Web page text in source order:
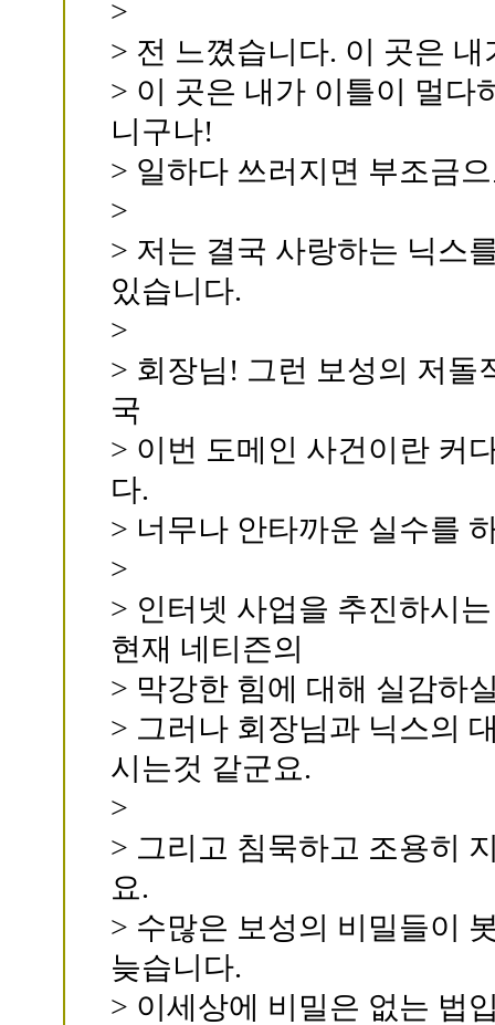
>
> 전 느꼈습니다. 이 곳은
> 이 곳은 내가 이틀이 멀다
니구나!
> 일하다 쓰러지면 부조금
>
> 저는 결국 사랑하는 닉스
있습니다.
>
> 회장님! 그런 보성의 저돌
국
> 이번 도메인 사건이란 커
다.
> 너무나 안타까운 실수를
>
> 인터넷 사업을 추진하시
현재 네티즌의
> 막강한 힘에 대해 실감하
> 그러나 회장님과 닉스의
시는것 같군요.
>
> 그리고 침묵하고 조용히
요.
> 수많은 보성의 비밀들이
늦습니다.
> 이세상에 비밀은 없는 법